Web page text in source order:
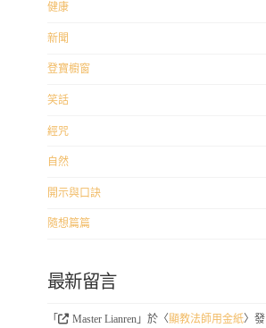
健康
新聞
登寶櫥窗
笑話
經咒
自然
開示與口訣
隨想篇篇
最新留言
「 Master Lianren」於〈顯教法師用金紙〉發